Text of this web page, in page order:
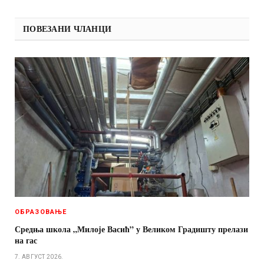
ПОВЕЗАНИ ЧЛАНЦИ
ОБРАЗОВАЊЕ
Средња школа „Милоје Васић” у Великом Градишту прелази
на гас
7. АВГУСТ 2026.